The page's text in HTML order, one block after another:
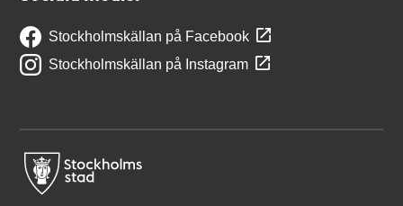
Stockholmskällan på Facebook
Stockholmskällan på Instagram